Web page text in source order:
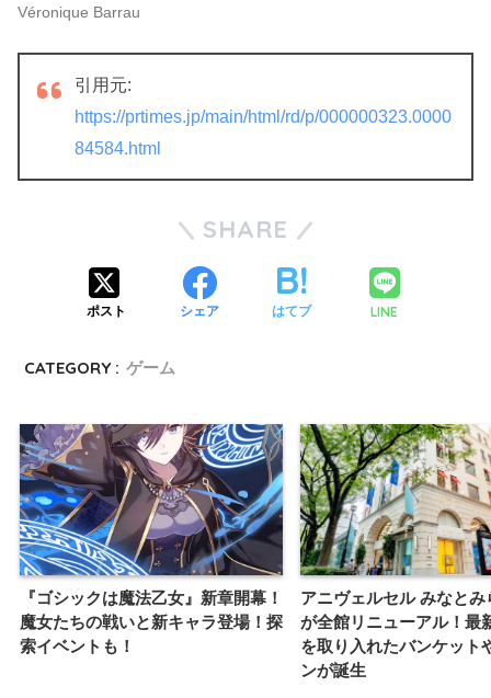
Véronique Barrau
引用元:
https://prtimes.jp/main/html/rd/p/000000323.0000
84584.html
SHARE
ポスト シェア はてブ LINE
CATEGORY : ゲーム
『ゴシックは魔法乙女』新章開幕！
魔女たちの戦いと新キャラ登場！探
索イベントも！
アニヴェルセル みなとみ
が全館リニューアル！最
を取り入れたバンケット
ンが誕生